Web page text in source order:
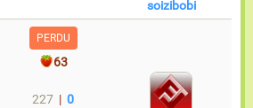
soizibobi
PERDU
63
227 |0